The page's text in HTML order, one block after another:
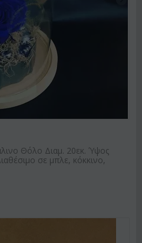
Θόλο Διαμ. 20εκ. Ύψος
σε μπλε, κόκκινο,